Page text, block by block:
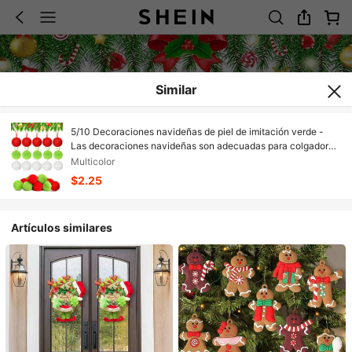
Similar
5/10 Decoraciones navideñas de piel de imitación verde -
Las decoraciones navideñas son adecuadas para colgadores
de árbol de Navidad DIY, reuniones familiares y coronas de
árbol de Navidad interiores. Decoración de chimenea.
Decoraciones navideñas. Decoración de corona -
Multicolor
$2.25
Artículos similares